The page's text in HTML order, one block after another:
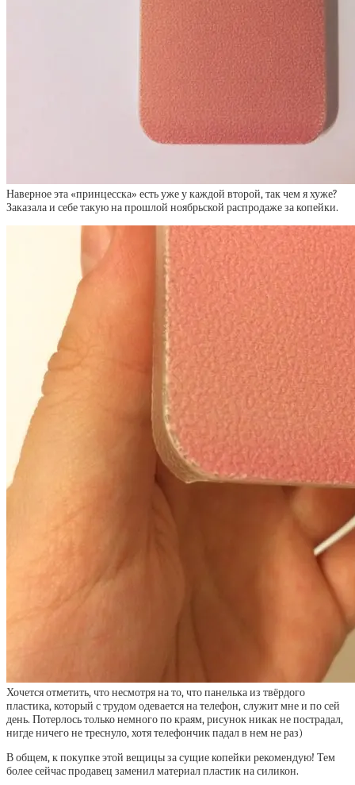
Наверное эта «принцесска» есть уже у каждой второй, так чем я хуже?
Заказала и себе такую на прошлой ноябрьской распродаже за копейки.
Хочется отметить, что несмотря на то, что панелька из твёрдого
пластика, который с трудом одевается на телефон, служит мне и по сей
день. Потерлось только немного по краям, рисунок никак не пострадал,
нигде ничего не треснуло, хотя телефончик падал в нем не раз)
В общем, к покупке этой вещицы за сущие копейки рекомендую! Тем
более сейчас продавец заменил материал пластик на силикон.